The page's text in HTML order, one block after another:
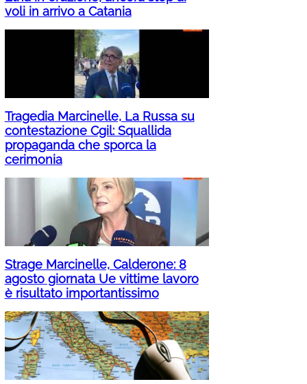
voli in arrivo a Catania
Tragedia Marcinelle, La Russa su
contestazione Cgil: Squallida
propaganda che sporca la
cerimonia
Strage Marcinelle, Calderone: 8
agosto giornata Ue vittime lavoro
è risultato importantissimo